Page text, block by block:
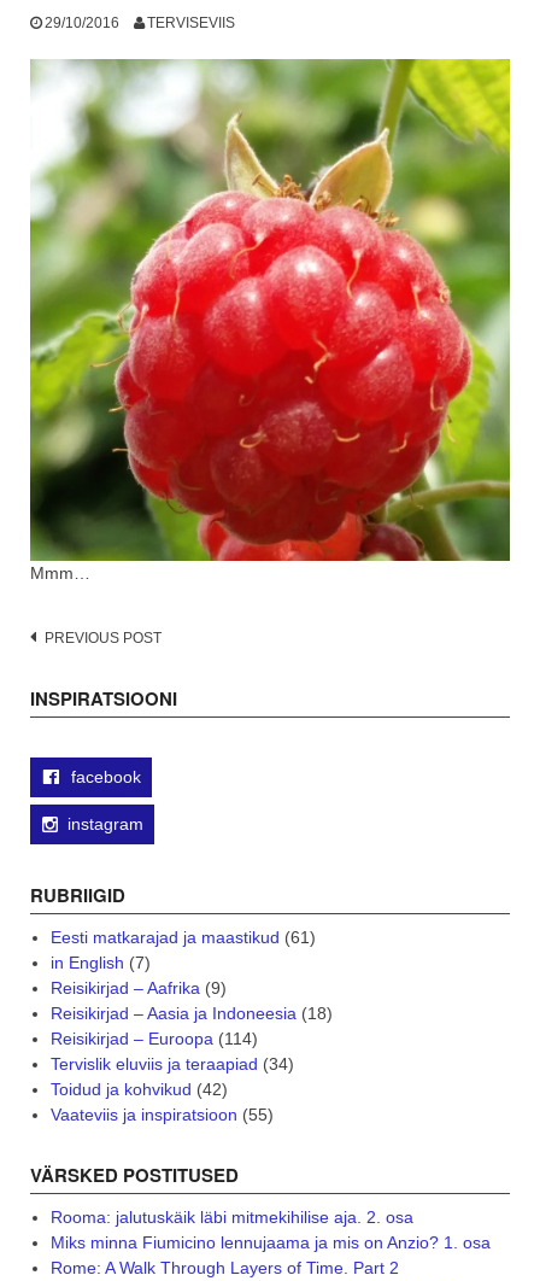
29/10/2016 TERVISEVIIS
Mmm…
Post
PREVIOUS POST
INSPIRATSIOONI
facebook
instagram
RUBRIIGID
Eesti matkarajad ja maastikud (61)
in English (7)
Reisikirjad – Aafrika (9)
Reisikirjad – Aasia ja Indoneesia (18)
Reisikirjad – Euroopa (114)
Tervislik eluviis ja teraapiad (34)
Toidud ja kohvikud (42)
Vaateviis ja inspiratsioon (55)
VÄRSKED POSTITUSED
Rooma: jalutuskäik läbi mitmekihilise aja. 2. osa
Miks minna Fiumicino lennujaama ja mis on Anzio? 1. osa
Rome: A Walk Through Layers of Time. Part 2